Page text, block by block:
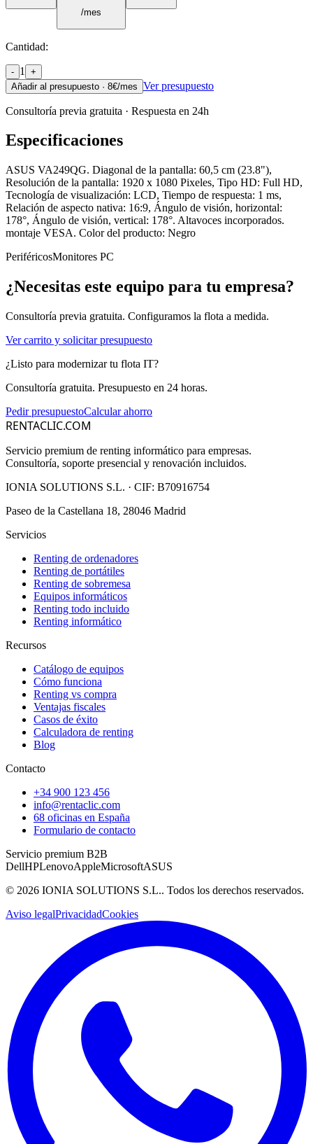
/mes
Cantidad:
- 1
+
Añadir al presupuesto · 8€/mes Ver presupuesto
Consultoría previa gratuita · Respuesta en 24h
Especificaciones
ASUS VA249QG. Diagonal de la pantalla: 60,5 cm (23.8"),
Resolución de la pantalla: 1920 x 1080 Pixeles, Tipo HD: Full HD,
Tecnología de visualización: LCD, Tiempo de respuesta: 1 ms,
Relación de aspecto nativa: 16:9, Ángulo de visión, horizontal:
178°, Ángulo de visión, vertical: 178°. Altavoces incorporados.
montaje VESA. Color del producto: Negro
PeriféricosMonitores PC
¿Necesitas este equipo para tu empresa?
Consultoría previa gratuita. Configuramos la flota a medida.
Ver carrito y solicitar presupuesto
¿Listo para modernizar tu flota IT?
Consultoría gratuita. Presupuesto en 24 horas.
Pedir presupuestoCalcular ahorro
RENTACLIC.COM
Servicio premium de renting informático para empresas.
Consultoría, soporte presencial y renovación incluidos.
IONIA SOLUTIONS S.L. · CIF: B70916754
Paseo de la Castellana 18, 28046 Madrid
Servicios
Renting de ordenadores
Renting de portátiles
Renting de sobremesa
Equipos informáticos
Renting todo incluido
Renting informático
Recursos
Catálogo de equipos
Cómo funciona
Renting vs compra
Ventajas fiscales
Casos de éxito
Calculadora de renting
Blog
Contacto
+34 900 123 456
info@rentaclic.com
68 oficinas en España
Formulario de contacto
Servicio premium B2B
DellHPLenovoAppleMicrosoftASUS
© 2026 IONIA SOLUTIONS S.L.. Todos los derechos reservados.
Aviso legalPrivacidadCookies